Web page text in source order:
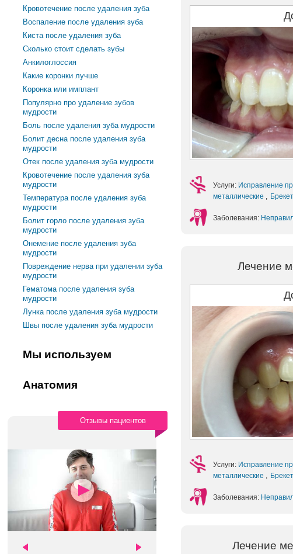
Кровотечение после удаления зуба
Воспаление после удаления зуба
Киста после удаления зуба
Сколько стоит сделать зубы
Анкилоглоссия
Какие коронки лучше
Коронка или имплант
Популярно про удаление зубов
мудрости
Боль после удаления зуба мудрости
Болит десна после удаления зуба
мудрости
Отек после удаления зуба мудрости
Кровотечение после удаления зуба
мудрости
Температура после удаления зуба
мудрости
Болит горло после удаления зуба
мудрости
Онемение после удаления зуба
мудрости
Повреждение нерва при удалении зуба
мудрости
Гематома после удаления зуба
мудрости
Лунка после удаления зуба мудрости
Швы после удаления зуба мудрости
Мы используем
Анатомия
Отзывы пациентов
Услуги: Исправление
металлические ,
Заболевания:
Лечение
Услуги: Исправление
металлические ,
Заболевания:
Лечение